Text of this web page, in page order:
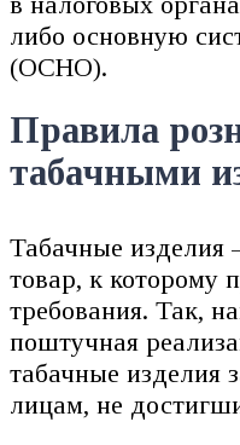
либо основную
(ОСНО).
Правила
табачными
Табачные
товар, к которому
требования. Так,
поштучная
табачные изделия
лицам, не